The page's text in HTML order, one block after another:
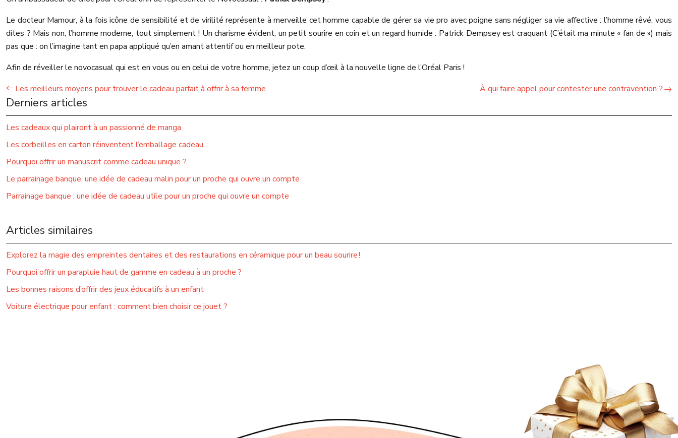
Le docteur Mamour, à la fois icône de sensibilité et de virilité représente à merveille cet homme capable de gérer sa vie pro avec poigne sans négliger sa vie affective : l’homme rêvé, vous
dites ? Mais non, l’homme moderne, tout simplement ! Un charisme évident, un petit sourire en coin et un regard humide : Patrick Dempsey est craquant (C’était ma minute « fan de ») mais
pas que : on l’imagine tant en papa appliqué qu’en amant attentif ou en meilleur pote.
Afin de réveiller le novocasual qui est en vous ou en celui de votre homme, jetez un coup d’œil à la nouvelle ligne de l’Oréal Paris !
Les meilleurs moyens pour trouver le cadeau parfait à offrir à sa femme
À qui faire appel pour contester une contravention ?
Derniers articles
Les cadeaux qui plairont à un passionné de manga
Les corbeilles en carton réinventent l’emballage cadeau
Pourquoi offrir un manuscrit comme cadeau unique ?
Le parrainage banque, une idée de cadeau malin pour un proche qui ouvre un compte
Parrainage banque : une idée de cadeau utile pour un proche qui ouvre un compte
Articles similaires
Explorez la magie des empreintes dentaires et des restaurations en céramique pour un beau sourire !
Pourquoi offrir un parapluie haut de gamme en cadeau à un proche ?
Les bonnes raisons d’offrir des jeux éducatifs à un enfant
Voiture électrique pour enfant : comment bien choisir ce jouet ?